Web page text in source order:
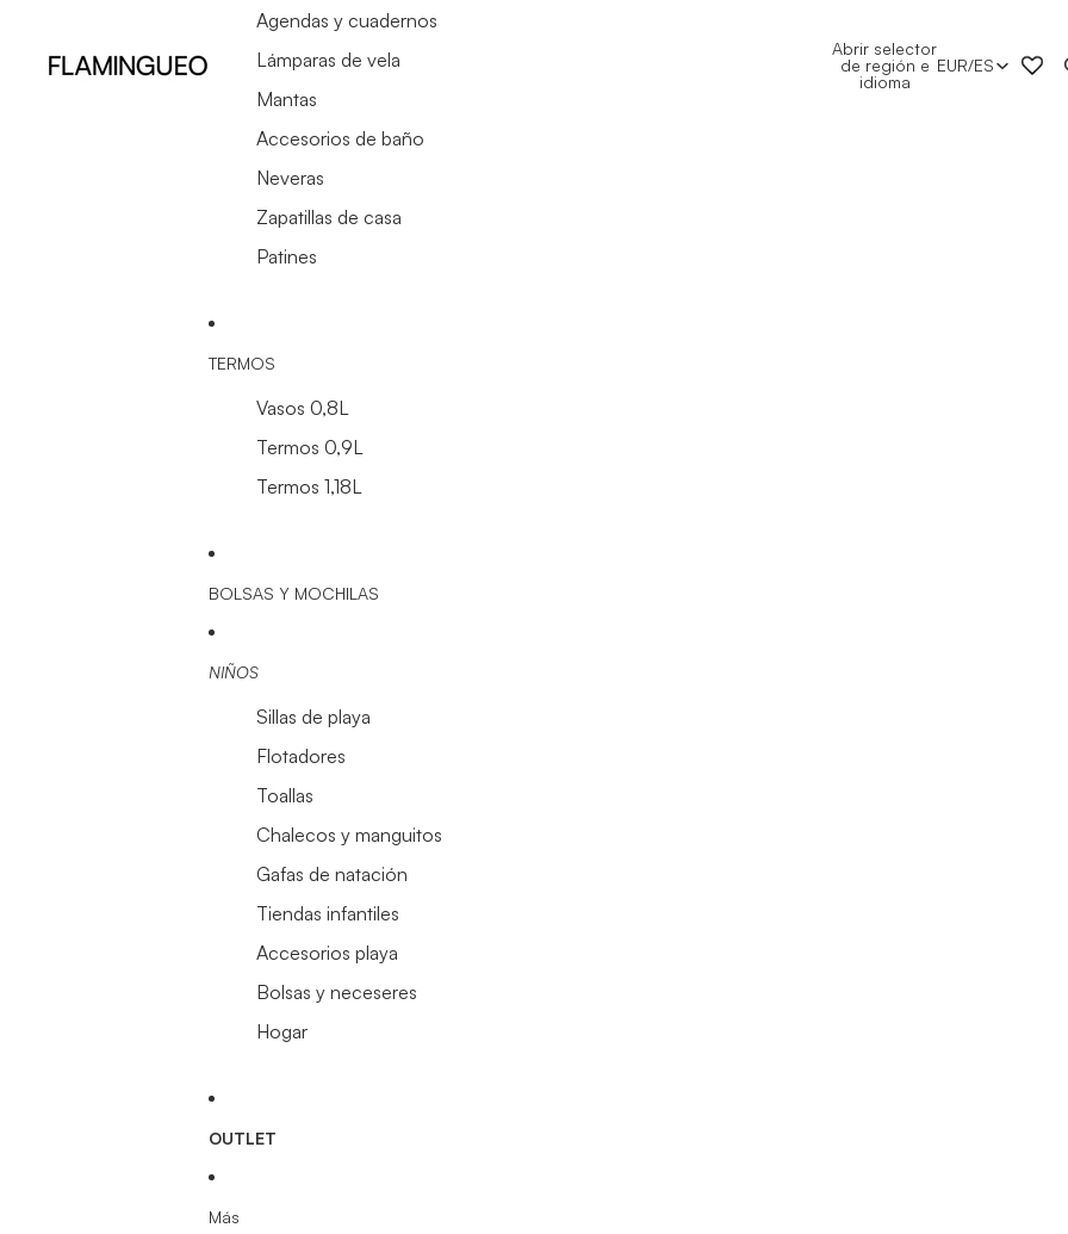
Agendas y cuadernos
Lámparas de vela
Mantas
Accesorios de baño
Neveras
Zapatillas de casa
Patines
TERMOS
Vasos 0,8L
Termos 0,9L
Termos 1,18L
BOLSAS Y MOCHILAS
NIÑOS
Sillas de playa
Flotadores
Toallas
Chalecos y manguitos
Gafas de natación
Tiendas infantiles
Accesorios playa
Bolsas y neceseres
Hogar
OUTLET
Más
Abrir selector
de región e
idioma
EUR/ES